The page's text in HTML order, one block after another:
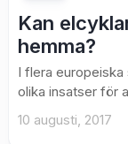
Kan
hemma?
I flera
olika insatser för
10 augusti, 2017